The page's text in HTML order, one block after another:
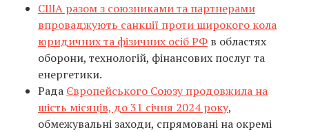
США разом з союзниками та партнерами
впроваджують санкції проти широкого кола
юридичних та фізичних осіб РФ в областях
оборони, технологій, фінансових послуг та
енергетики.
Рада Європейського Союзу продовжила на
шість місяців, до 31 січня 2024 року,
обмежувальні заходи, спрямовані на окремі